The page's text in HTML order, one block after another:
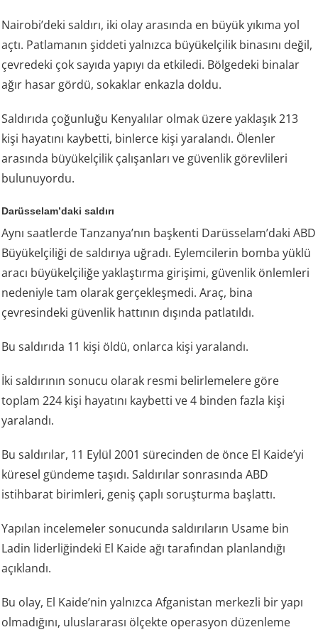
Nairobi’deki saldırı, iki olay arasında en büyük yıkıma yol
açtı. Patlamanın şiddeti yalnızca büyükelçilik binasını değil,
çevredeki çok sayıda yapıyı da etkiledi. Bölgedeki binalar
ağır hasar gördü, sokaklar enkazla doldu.
Saldırıda çoğunluğu Kenyalılar olmak üzere yaklaşık 213
kişi hayatını kaybetti, binlerce kişi yaralandı. Ölenler
arasında büyükelçilik çalışanları ve güvenlik görevlileri
bulunuyordu.
Darüsselam’daki saldırı
Aynı saatlerde Tanzanya’nın başkenti Darüsselam’daki ABD
Büyükelçiliği de saldırıya uğradı. Eylemcilerin bomba yüklü
aracı büyükelçiliğe yaklaştırma girişimi, güvenlik önlemleri
nedeniyle tam olarak gerçekleşmedi. Araç, bina
çevresindeki güvenlik hattının dışında patlatıldı.
Bu saldırıda 11 kişi öldü, onlarca kişi yaralandı.
İki saldırının sonucu olarak resmi belirlemelere göre
toplam 224 kişi hayatını kaybetti ve 4 binden fazla kişi
yaralandı.
Bu saldırılar, 11 Eylül 2001 sürecinden de önce El Kaide’yi
küresel gündeme taşıdı. Saldırılar sonrasında ABD
istihbarat birimleri, geniş çaplı soruşturma başlattı.
Yapılan incelemeler sonucunda saldırıların Usame bin
Ladin liderliğindeki El Kaide ağı tarafından planlandığı
açıklandı.
Bu olay, El Kaide’nin yalnızca Afganistan merkezli bir yapı
olmadığını, uluslararası ölçekte operasyon düzenleme